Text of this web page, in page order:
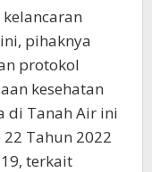
pihaknya
protokol
kesehatan
di Tanah Air ini
Tahun 2022
terkait